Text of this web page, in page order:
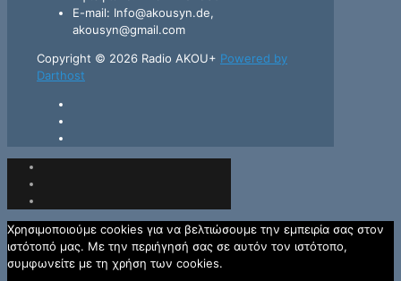
E-mail: Info@akousyn.de,
akousyn@gmail.com
Copyright © 2026 Radio AKOU+ Powered by
Darthost
Χρησιμοποιούμε cookies για να βελτιώσουμε την εμπειρία σας στον
ιστότοπό μας. Με την περιήγησή σας σε αυτόν τον ιστότοπο,
συμφωνείτε με τη χρήση των cookies.